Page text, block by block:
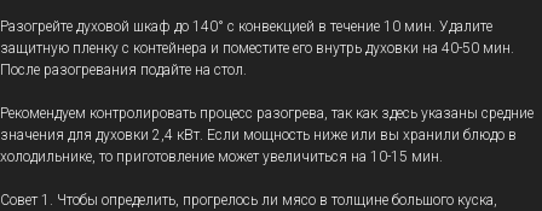
Разогрейте духовой шкаф до 140° с конвекцией в течение 10 мин. Удалите
защитную пленку с контейнера и поместите его внутрь духовки на 40-50 мин.
После разогревания подайте на стол.
Рекомендуем контролировать процесс разогрева, так как здесь указаны средние
значения для духовки 2,4 кВт. Если мощность ниже или вы хранили блюдо в
холодильнике, то приготовление может увеличиться на 10-15 мин.
Совет 1.
Чтобы определить, прогрелось ли мясо в толщине большого куска,